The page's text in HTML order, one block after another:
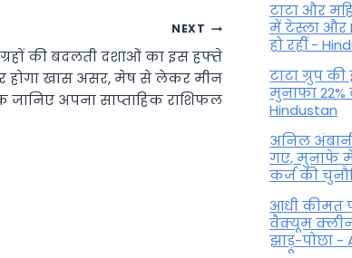
NEXT
की बदलती दशाओं का इस हफ्ते
होगा खास असर, मेष से लेकर मीन
जानिए अपना साप्ताहिक राशिफल
टाटा और
में टेस्ला और
हो रहीं -
टाटा ग्रुप
मुनाफा
Hindustan
अनिल
गए, मुनाफे में
कर्ज की
आधी कीमत
वैक्यूम
झाड़ू-पोछा -